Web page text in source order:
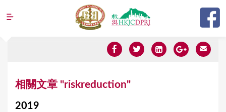
Jump to navigation
相關文章 "riskreduction"
2019